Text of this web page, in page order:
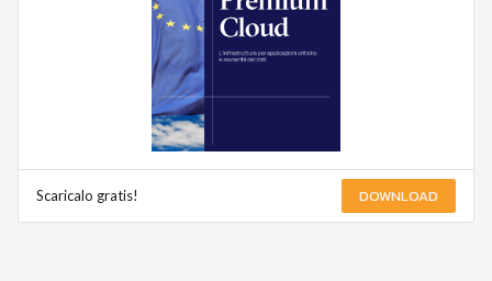
Scaricalo gratis! DOWNLOAD